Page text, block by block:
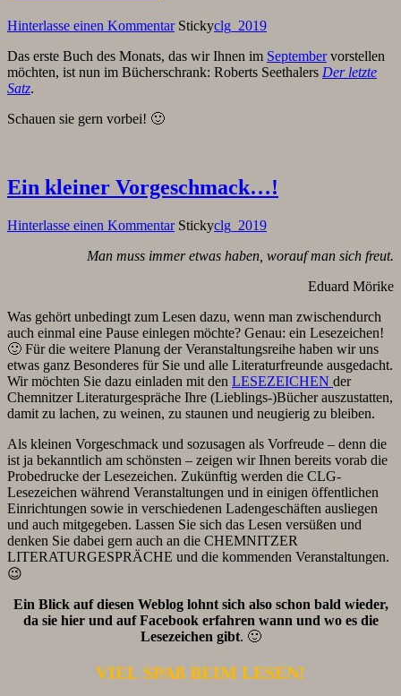
Hinterlasse einen Kommentar Stickyclg_2019
Das erste Buch des Monats, das wir Ihnen im Septembervorstellen
möchten, ist nun im Bücherschrank: Roberts Seethalers Der letzte
Satz.
Schauen sie gern vorbei! 🙂
Ein kleiner Vorgeschmack…!
Hinterlasse einen Kommentar Stickyclg_2019
Man muss immer etwas haben, worauf man sich freut.
Eduard Mörike
Was gehört unbedingt zum Lesen dazu, wenn man zwischendurch
auch einmal eine Pause einlegen möchte? Genau: ein Lesezeichen!
🙂 Für die weitere Planung der Veranstaltungsreihe haben wir uns
etwas ganz Besonderes für Sie und alle Literaturfreunde ausgedacht.
Wir möchten Sie dazu einladen mit den LESEZEICHEN der
Chemnitzer Literaturgespräche Ihre (Lieblings-)Bücher auszustatten,
damit zu lachen, zu weinen, zu staunen und neugierig zu bleiben.
Als kleinen Vorgeschmack und sozusagen als Vorfreude – denn die
ist ja bekanntlich am schönsten – zeigen wir Ihnen bereits vorab die
Probedrucke der Lesezeichen. Zukünftig werden die CLG-
Lesezeichen während Veranstaltungen und in einigen öffentlichen
Einrichtungen sowie in verschiedenen Ladengeschäften ausliegen
und auch mitgegeben. Lassen Sie sich das Lesen versüßen und
denken Sie dabei gern auch an die CHEMNITZER
LITERATURGESPRÄCHE und die kommenden Veranstaltungen.
😉
Ein Blick auf diesen Weblog lohnt sich also schon bald wieder,
da sie hier und auf Facebook erfahren wann und wo es die
Lesezeichen gibt. 🙂
VIEL SPAß BEIM LESEN!